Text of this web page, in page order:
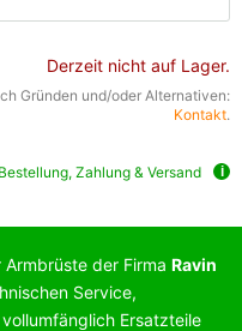
Derzeit nicht auf Lager.
Gründen und/oder Alternativen:
Kontakt.
Zahlung & Versand
Armbrüste der Firma Ravin
Service,
Ersatzteile